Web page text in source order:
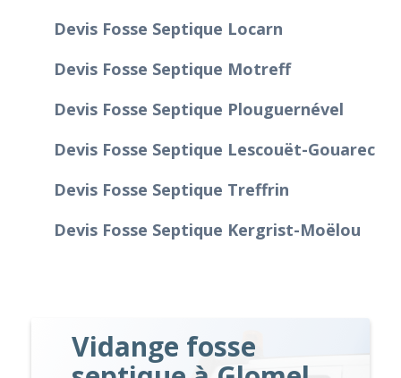
Devis Fosse Septique Locarn
Devis Fosse Septique Motreff
Devis Fosse Septique Plouguernével
Devis Fosse Septique Lescouët-Gouarec
Devis Fosse Septique Treffrin
Devis Fosse Septique Kergrist-Moëlou
Vidange fosse